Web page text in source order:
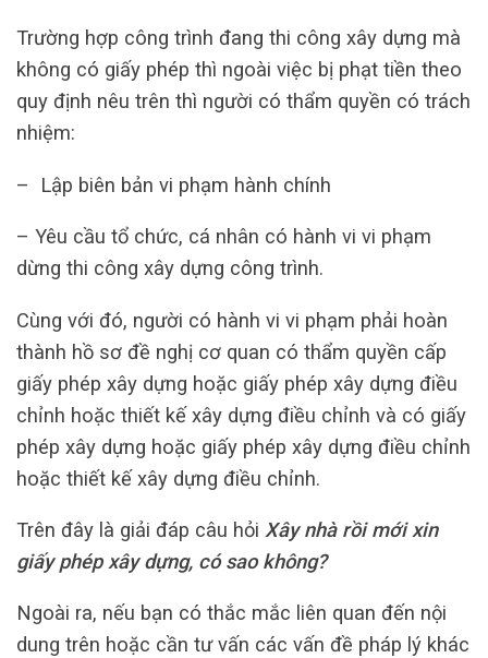
Trường hợp công trình đang thi công xây dựng mà
không có giấy phép thì ngoài việc bị phạt tiền theo
quy định nêu trên thì người có thẩm quyền có trách
nhiệm:
– Lập biên bản vi phạm hành chính
– Yêu cầu tổ chức, cá nhân có hành vi vi phạm
dừng thi công xây dựng công trình.
Cùng với đó, người có hành vi vi phạm phải hoàn
thành hồ sơ đề nghị cơ quan có thẩm quyền cấp
giấy phép xây dựng hoặc giấy phép xây dựng điều
chỉnh hoặc thiết kế xây dựng điều chỉnh và có giấy
phép xây dựng hoặc giấy phép xây dựng điều chỉnh
hoặc thiết kế xây dựng điều chỉnh.
Trên đây là giải đáp câu hỏi Xây nhà rồi mới xin
giấy phép xây dựng, có sao không?
Ngoài ra, nếu bạn có thắc mắc liên quan đến nội
dung trên hoặc cần tư vấn các vấn đề pháp lý khác